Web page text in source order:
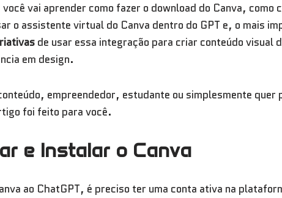
vai aprender como fazer o download do Canva, como
o assistente virtual do Canva dentro do GPT e, o mais
de usar essa integração para criar conteúdo visual
em design.
empreendedor, estudante ou simplesmente quer
foi feito para você.
e Instalar o Canva
ao ChatGPT, é preciso ter uma conta ativa na